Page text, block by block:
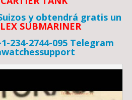
y obtendrá gratis un
SUBMARINER
234-2744-095 Telegram